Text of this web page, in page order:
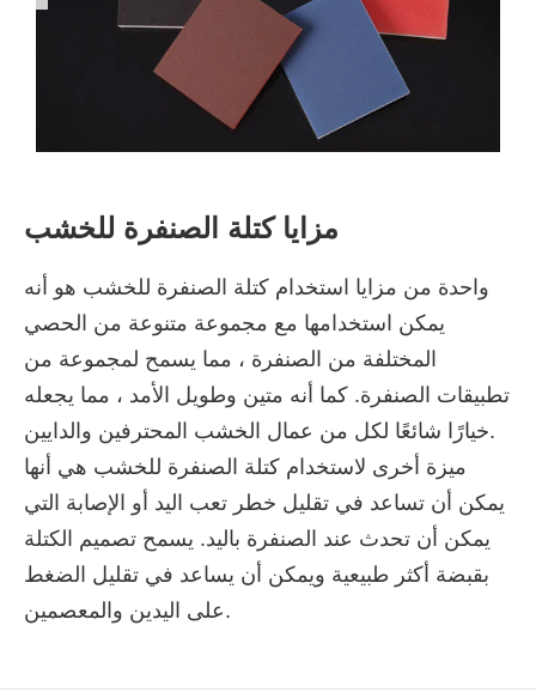
مزايا كتلة الصنفرة للخشب
واحدة من مزايا استخدام كتلة الصنفرة للخشب هو أنه
يمكن استخدامها مع مجموعة متنوعة من الحصي
المختلفة من الصنفرة ، مما يسمح لمجموعة من
تطبيقات الصنفرة. كما أنه متين وطويل الأمد ، مما يجعله
خيارًا شائعًا لكل من عمال الخشب المحترفين والدايين.
ميزة أخرى لاستخدام كتلة الصنفرة للخشب هي أنها
يمكن أن تساعد في تقليل خطر تعب اليد أو الإصابة التي
يمكن أن تحدث عند الصنفرة باليد. يسمح تصميم الكتلة
بقبضة أكثر طبيعية ويمكن أن يساعد في تقليل الضغط
على اليدين والمعصمين.